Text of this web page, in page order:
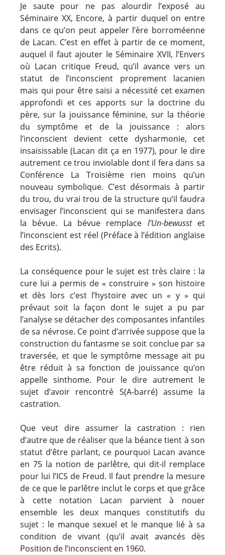
Je saute pour ne pas alourdir l’exposé au
Séminaire XX, Encore, à partir duquel on entre
dans ce qu’on peut appeler l’ère borroméenne
de Lacan. C’est en effet à partir de ce moment,
auquel il faut ajouter le Séminaire XVII, l’Envers
où Lacan critique Freud, qu’il avance vers un
statut de l’inconscient proprement lacanien
mais qui pour être saisi a nécessité cet examen
approfondi et ces apports sur la doctrine du
père, sur la jouissance féminine, sur la théorie
du symptôme et de la jouissance : alors
l’inconscient devient cette dysharmonie, cet
insaisissable (Lacan dit ça en 1977), pour le dire
autrement ce trou inviolable dont il fera dans sa
Conférence La Troisième rien moins qu’un
nouveau symbolique. C’est désormais à partir
du trou, du vrai trou de la structure qu’il faudra
envisager l’inconscient qui se manifestera dans
la bévue. La bévue remplace l’Un-bewusstet
l’inconscient est réel (Préface à l’édition anglaise
des Ecrits).
La conséquence pour le sujet est très claire : la
cure lui a permis de « construire » son histoire
et dès lors c’est l’hystoire avec un « y » qui
prévaut soit la façon dont le sujet a pu par
l’analyse se détacher des composantes infantiles
de sa névrose. Ce point d’arrivée suppose que la
construction du fantasme se soit conclue par sa
traversée, et que le symptôme message ait pu
être réduit à sa fonction de jouissance qu’on
appelle sinthome. Pour le dire autrement le
sujet d’avoir rencontré S(A-barré) assume la
castration.
Que veut dire assumer la castration : rien
d’autre que de réaliser que la béance tient à son
statut d’être parlant, ce pourquoi Lacan avance
en 75 la notion de parlêtre, qui dit-il remplace
pour lui l’ICS de Freud. Il faut prendre la mesure
de ce que le parlêtre inclut le corps et que grâce
à cette notation Lacan parvient à nouer
ensemble les deux manques constitutifs du
sujet : le manque sexuel et le manque lié à sa
condition de vivant (qu’il avait avancés dès
Position de l’inconscient en 1960.